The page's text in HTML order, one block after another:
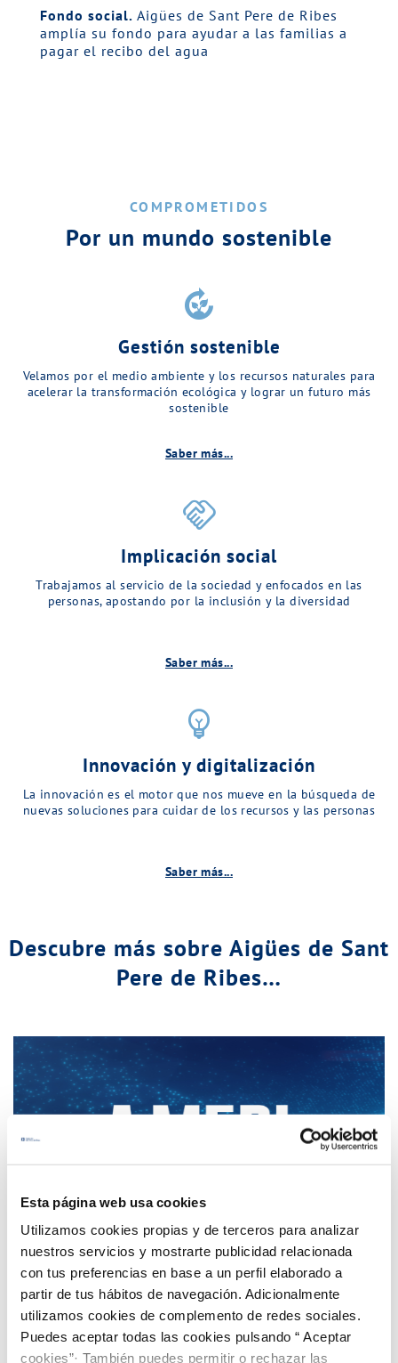
Esta página web usa cookies
Utilizamos cookies propias y de terceros para analizar
nuestros servicios y mostrarte publicidad relacionada
con tus preferencias en base a un perfil elaborado a
partir de tus hábitos de navegación. Adicionalmente
utilizamos cookies de complemento de redes sociales.
Puedes aceptar todas las cookies pulsando “ Aceptar
cookies”· También puedes permitir o rechazar las
Fondo social. Aigües de Sant Pere de Ribes
amplía su fondo para ayudar a las familias a
pagar el recibo del agua
COMPROMETIDOS
Por un mundo sostenible
compost
Gestión sostenible
Velamos por el medio ambiente y los recursos naturales para
acelerar la transformación ecológica y lograr un futuro más
sostenible
Saber más...
handshake
Implicación social
Trabajamos al servicio de la sociedad y enfocados en las
personas, apostando por la inclusión y la diversidad
Saber más...
emoji_objects
Innovación y digitalización
La innovación es el motor que nos mueve en la búsqueda de
nuevas soluciones para cuidar de los recursos y las personas
Saber más...
Descubre más sobre Aigües de Sant
Pere de Ribes…
Mejoras para aumentar la transparencia del